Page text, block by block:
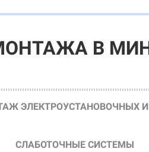
В
ЭЛЕКТРОУСТАНОВОЧНЫХ
СЛАБОТОЧНЫЕ СИСТЕМЫ